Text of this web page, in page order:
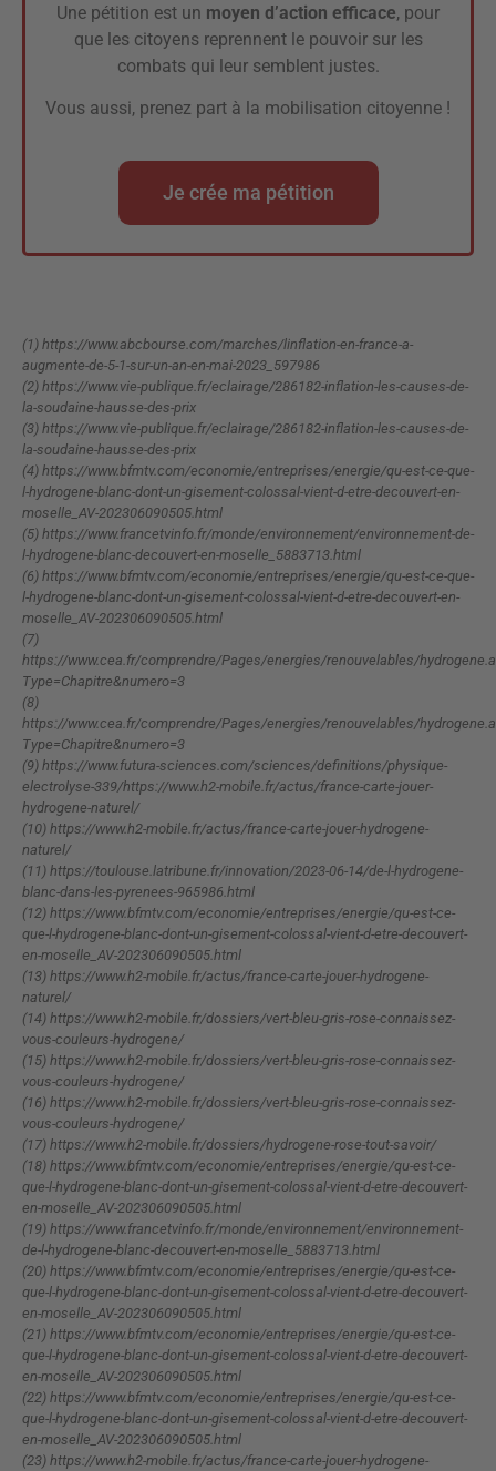
Une pétition est un moyen d’action efficace, pour
que les citoyens reprennent le pouvoir sur les
combats qui leur semblent justes.
Vous aussi, prenez part à la mobilisation citoyenne !
Je crée ma pétition
(1) https://www.abcbourse.com/marches/linflation-en-france-a-
augmente-de-5-1-sur-un-an-en-mai-2023_597986
(2) https://www.vie-publique.fr/eclairage/286182-inflation-les-causes-de-
la-soudaine-hausse-des-prix
(3) https://www.vie-publique.fr/eclairage/286182-inflation-les-causes-de-
la-soudaine-hausse-des-prix
(4) https://www.bfmtv.com/economie/entreprises/energie/qu-est-ce-que-
l-hydrogene-blanc-dont-un-gisement-colossal-vient-d-etre-decouvert-en-
moselle_AV-202306090505.html
(5) https://www.francetvinfo.fr/monde/environnement/environnement-de-
l-hydrogene-blanc-decouvert-en-moselle_5883713.html
(6) https://www.bfmtv.com/economie/entreprises/energie/qu-est-ce-que-
l-hydrogene-blanc-dont-un-gisement-colossal-vient-d-etre-decouvert-en-
moselle_AV-202306090505.html
(7)
https://www.cea.fr/comprendre/Pages/energies/renouvelables/
Type=Chapitre&numero=3
(8)
https://www.cea.fr/comprendre/Pages/energies/renouvelables/
Type=Chapitre&numero=3
(9) https://www.futura-sciences.com/sciences/definitions/physique-
electrolyse-339/https://www.h2-mobile.fr/actus/france-carte-jouer-
hydrogene-naturel/
(10) https://www.h2-mobile.fr/actus/france-carte-jouer-hydrogene-
naturel/
(11) https://toulouse.latribune.fr/innovation/2023-06-14/de-l-hydrogene-
blanc-dans-les-pyrenees-965986.html
(12) https://www.bfmtv.com/economie/entreprises/energie/qu-est-ce-
que-l-hydrogene-blanc-dont-un-gisement-colossal-vient-d-etre-decouvert-
en-moselle_AV-202306090505.html
(13) https://www.h2-mobile.fr/actus/france-carte-jouer-hydrogene-
naturel/
(14) https://www.h2-mobile.fr/dossiers/vert-bleu-gris-rose-connaissez-
vous-couleurs-hydrogene/
(15) https://www.h2-mobile.fr/dossiers/vert-bleu-gris-rose-connaissez-
vous-couleurs-hydrogene/
(16) https://www.h2-mobile.fr/dossiers/vert-bleu-gris-rose-connaissez-
vous-couleurs-hydrogene/
(17) https://www.h2-mobile.fr/dossiers/hydrogene-rose-tout-savoir/
(18) https://www.bfmtv.com/economie/entreprises/energie/qu-est-ce-
que-l-hydrogene-blanc-dont-un-gisement-colossal-vient-d-etre-decouvert-
en-moselle_AV-202306090505.html
(19) https://www.francetvinfo.fr/monde/environnement/environnement-
de-l-hydrogene-blanc-decouvert-en-moselle_5883713.html
(20) https://www.bfmtv.com/economie/entreprises/energie/qu-est-ce-
que-l-hydrogene-blanc-dont-un-gisement-colossal-vient-d-etre-decouvert-
en-moselle_AV-202306090505.html
(21) https://www.bfmtv.com/economie/entreprises/energie/qu-est-ce-
que-l-hydrogene-blanc-dont-un-gisement-colossal-vient-d-etre-decouvert-
en-moselle_AV-202306090505.html
(22) https://www.bfmtv.com/economie/entreprises/energie/qu-est-ce-
que-l-hydrogene-blanc-dont-un-gisement-colossal-vient-d-etre-decouvert-
en-moselle_AV-202306090505.html
(23) https://www.h2-mobile.fr/actus/france-carte-jouer-hydrogene-